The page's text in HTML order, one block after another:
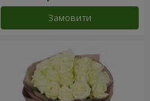
Замовити